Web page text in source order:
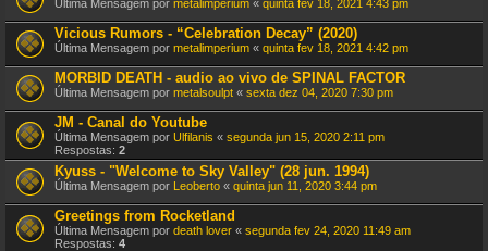
Última Mensagem por metalimperium « quinta fev 18, 2021 4:43 pm
Vicious Rumors - “Celebration Decay” (2020)
Última Mensagem por metalimperium « quinta fev 18, 2021 4:42 pm
MORBID DEATH - audio ao vivo de SPINAL FACTOR
Última Mensagem por metalsoulpt « sexta dez 04, 2020 7:30 pm
JM - Canal do Youtube
Última Mensagem por Ulfilanis « segunda jun 15, 2020 2:11 pm
Respostas: 2
Kyuss - "Welcome to Sky Valley" (28 jun. 1994)
Última Mensagem por Leoberto « quinta jun 11, 2020 3:44 pm
Greetings from Rocketland
Última Mensagem por death lover « segunda fev 24, 2020 11:49 am
Respostas: 4